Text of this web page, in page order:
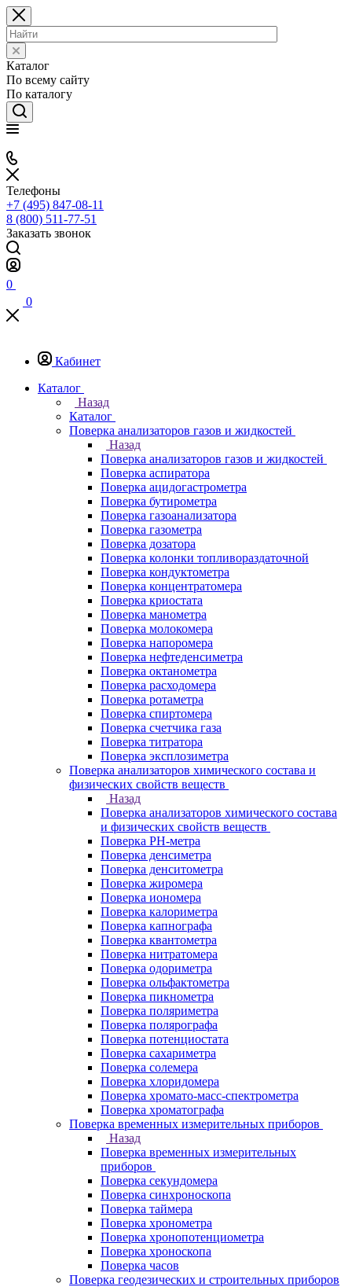
Каталог
По всему сайту
По каталогу
Телефоны
+7 (495) 847-08-11
8 (800) 511-77-51
Заказать звонок
0
0
Кабинет
Каталог
Назад
Каталог
Поверка анализаторов газов и жидкостей
Назад
Поверка анализаторов газов и жидкостей
Поверка аспиратора
Поверка ацидогастрометра
Поверка бутирометра
Поверка газоанализатора
Поверка газометра
Поверка дозатора
Поверка колонки топливораздаточной
Поверка кондуктометра
Поверка концентратомера
Поверка криостата
Поверка манометра
Поверка молокомера
Поверка напоромера
Поверка нефтеденсиметра
Поверка октанометра
Поверка расходомера
Поверка ротаметра
Поверка спиртомера
Поверка счетчика газа
Поверка титратора
Поверка эксплозиметра
Поверка анализаторов химического состава и
физических свойств веществ
Назад
Поверка анализаторов химического состава
и физических свойств веществ
Поверка PH-метра
Поверка денсиметра
Поверка денситометра
Поверка жиромера
Поверка иономера
Поверка калориметра
Поверка капнографа
Поверка квантометра
Поверка нитратомера
Поверка одориметра
Поверка ольфактометра
Поверка пикнометра
Поверка поляриметра
Поверка полярографа
Поверка потенциостата
Поверка сахариметра
Поверка солемера
Поверка хлоридомера
Поверка хромато-масс-спектрометра
Поверка хроматографа
Поверка временных измерительных приборов
Назад
Поверка временных измерительных
приборов
Поверка секундомера
Поверка синхроноскопа
Поверка таймера
Поверка хронометра
Поверка хронопотенциометра
Поверка хроноскопа
Поверка часов
Поверка геодезических и строительных приборов